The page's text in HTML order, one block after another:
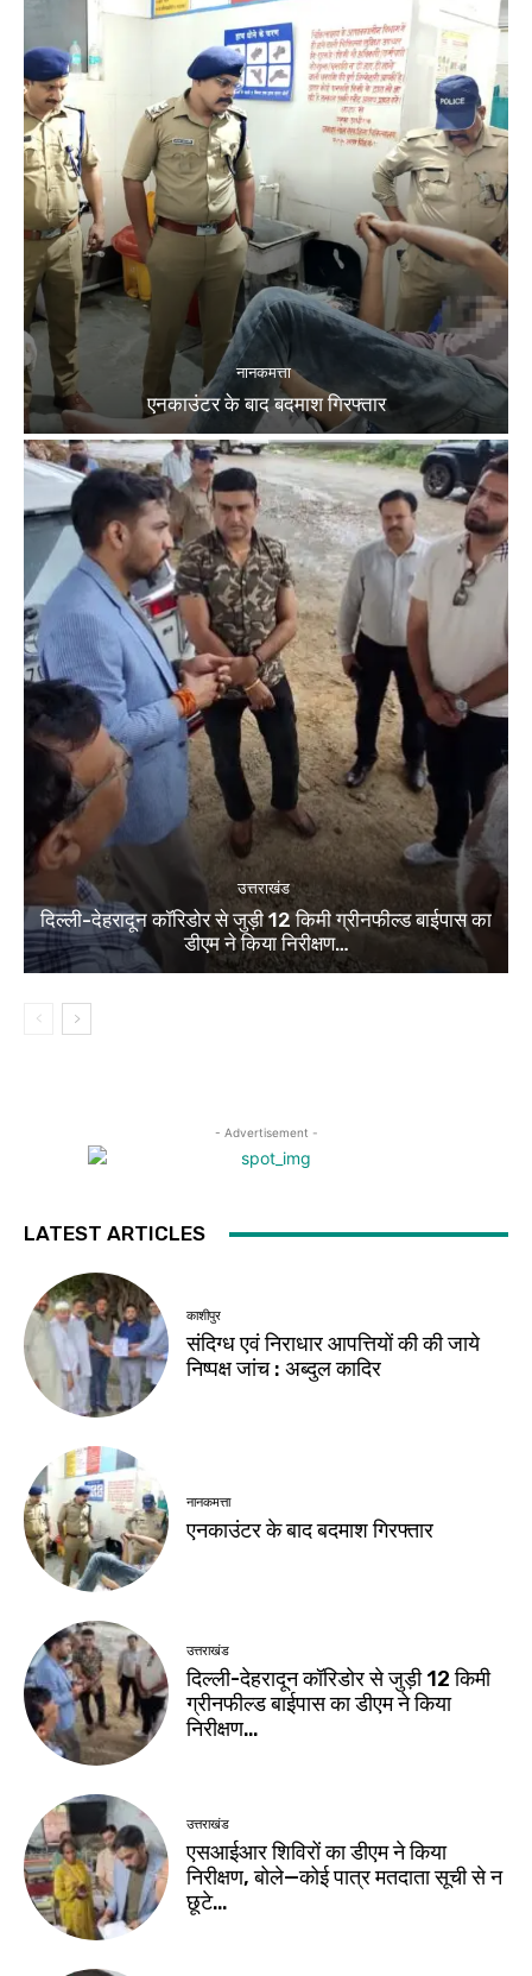
नानकमत्ता
एनकाउंटर के बाद बदमाश गिरफ्तार
उत्तराखंड
दिल्ली-देहरादून कॉरिडोर से जुड़ी 12 किमी ग्रीनफील्ड बाईपास का
डीएम ने किया निरीक्षण…
- Advertisement -
LATEST ARTICLES
काशीपुर
संदिग्ध एवं निराधार आपत्तियों की की जाये
निष्पक्ष जांच : अब्दुल कादिर
नानकमत्ता
एनकाउंटर के बाद बदमाश गिरफ्तार
उत्तराखंड
दिल्ली-देहरादून कॉरिडोर से जुड़ी 12 किमी
ग्रीनफील्ड बाईपास का डीएम ने किया
निरीक्षण…
उत्तराखंड
एसआईआर शिविरों का डीएम ने किया
निरीक्षण, बोले—कोई पात्र मतदाता सूची से न
छूटे…